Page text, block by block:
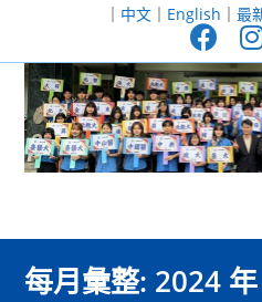
至
｜ 中文｜ English ｜ 最
每月彙整: 2024